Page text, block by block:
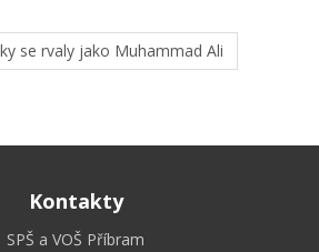
se rvaly jako Muhammad Ali
Kontakty
SPŠ a VOŠ Příbram